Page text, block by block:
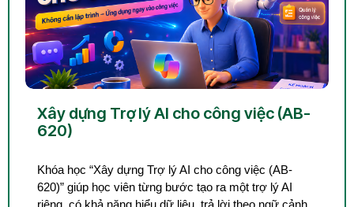
Xây dựng Trợ lý AI cho công việc (AB-
620)
Khóa học “Xây dựng Trợ lý AI cho công việc (AB-
620)” giúp học viên từng bước tạo ra một trợ lý AI